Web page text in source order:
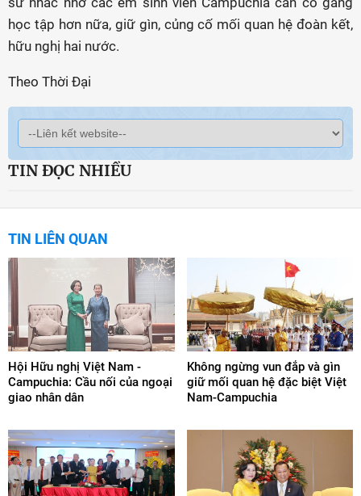
học tập hơn nữa, giữ gìn, củng cố mối quan hệ đoàn kết,
hữu nghị hai nước.
Theo Thời Đại
TIN ĐỌC NHIỀU
TIN LIÊN QUAN
Hội Hữu nghị Việt Nam -
Campuchia: Cầu nối của ngoại
giao nhân dân
Không ngừng vun đắp và gìn
giữ mối quan hệ đặc biệt Việt
Nam-Campuchia